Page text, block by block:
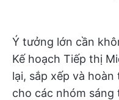
Ý tưởng lớn cần
Kế hoạch Tiếp thị
lại, sắp xếp và
cho các nhóm